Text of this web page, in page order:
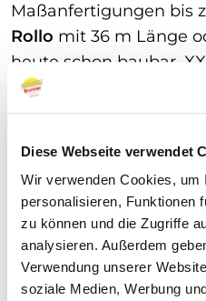
Diese Webseite verwendet
Wir verwenden Cookies, um
personalisieren, Funktionen
zu können und die Zugriffe
analysieren. Außerdem
Verwendung unserer
soziale Medien, Werbung
Maßanfertigungen bis
Rollo mit 36 m Länge
heute schon baubar.
können Werbeträger,
Schallabsorber oder
Fenster lassen sich mit
Sonderlösungen
für Ihre Glasflächen
auch bei schwierigen
maximaler Hitze-,